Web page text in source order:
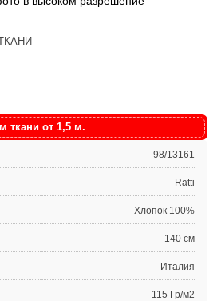
ткани от 1,5 м.
98/13161
Ratti
Хлопок 100%
140 см
Италия
115 Гр/м2